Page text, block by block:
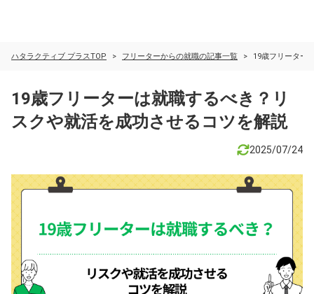
ハタラクティブ プラスTOP フリーターからの就職の記事一覧 19歳フリーター
19歳フリーターは就職するべき？リ
スクや就活を成功させるコツを解説
2025/07/24